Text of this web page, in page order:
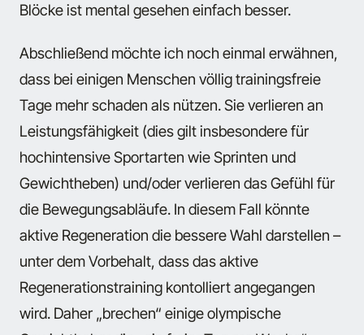
Blöcke ist mental gesehen einfach besser.
Abschließend möchte ich noch einmal erwähnen,
dass bei einigen Menschen völlig trainingsfreie
Tage mehr schaden als nützen. Sie verlieren an
Leistungsfähigkeit (dies gilt insbesondere für
hochintensive Sportarten wie Sprinten und
Gewichtheben) und/oder verlieren das Gefühl für
die Bewegungsabläufe. In diesem Fall könnte
aktive Regeneration die bessere Wahl darstellen –
unter dem Vorbehalt, dass das aktive
Regenerationstraining kontolliert angegangen
wird. Daher „brechen“ einige olympische